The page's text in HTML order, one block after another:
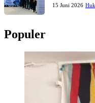
15 Juni 2026
Populer